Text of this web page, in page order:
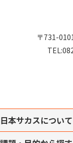
〒731-
TEL:
日本サカスについて